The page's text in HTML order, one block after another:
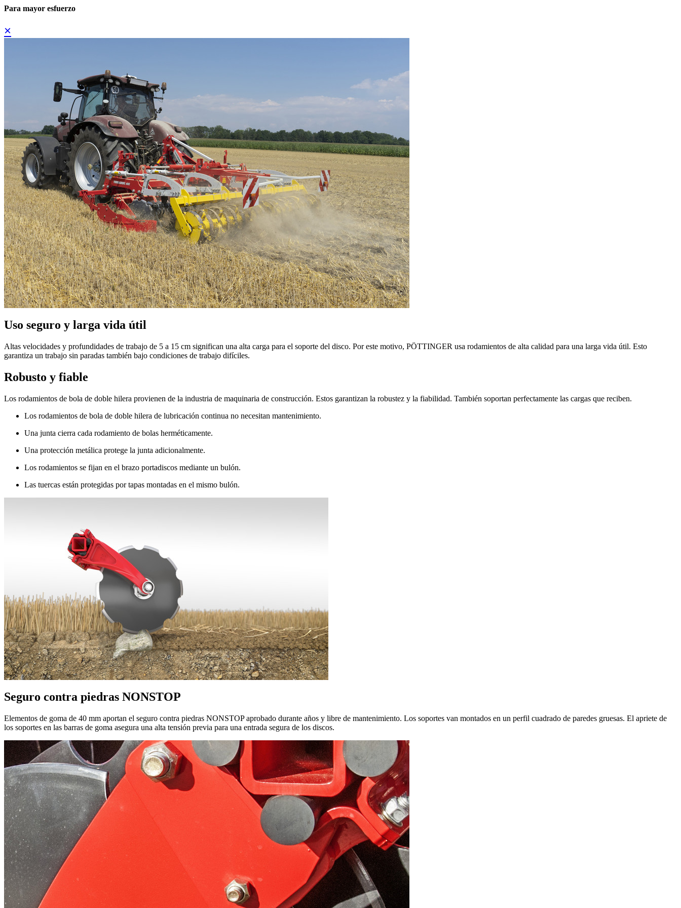
Para mayor esfuerzo
×
Uso seguro y larga vida útil
Altas velocidades y profundidades de trabajo de 5 a 15 cm significan una alta carga para el soporte del disco. Por este motivo, PÖTTINGER usa rodamientos de alta calidad para una larga vida útil. Esto
garantiza un trabajo sin paradas también bajo condiciones de trabajo difíciles.
Robusto y fiable
Los rodamientos de bola de doble hilera provienen de la industria de maquinaria de construcción. Estos garantizan la robustez y la fiabilidad. También soportan perfectamente las cargas que reciben.
Los rodamientos de bola de doble hilera de lubricación continua no necesitan mantenimiento.
Una junta cierra cada rodamiento de bolas herméticamente.
Una protección metálica protege la junta adicionalmente.
Los rodamientos se fijan en el brazo portadiscos mediante un bulón.
Las tuercas están protegidas por tapas montadas en el mismo bulón.
Seguro contra piedras NONSTOP
Elementos de goma de 40 mm aportan el seguro contra piedras NONSTOP aprobado durante años y libre de mantenimiento. Los soportes van montados en un perfil cuadrado de paredes gruesas. El apriete de
los soportes en las barras de goma asegura una alta tensión previa para una entrada segura de los discos.